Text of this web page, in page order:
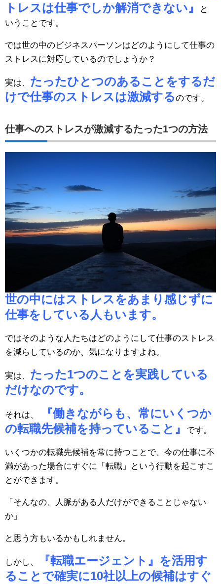
トレスは仕事でしか解消できない』
と
いうことです。
では世の中のビジネスパーソンはどのようにして仕事の
ストレスに対応しているのでしょうか？
実は、 たったひとつのあることをするだ
けで仕事のストレスは激減するのです。
仕事へのストレスが激減するたった1つの方法
世の中にはストレスをあまり感じずに
仕事をしている人もいます。
ではそのような人たちはどのようにして仕事のストレス
を減らしているのか、気になりますよね。
実は、 たった1つのことを実践している
だけなのです。
それは、
『働きながらも、常にいくつか
の転職先候補を持っていること』
です。
いくつかの転職先候補を常に持つことで、今の仕事に不
満があった場合にすぐに「転職」という行動を起こすこ
とができます。
「そんなの、人脈がある人だけができることじゃない
か」
と思う方もいるかもしれません。
しかし、
『転職エージェント』を活用す
ることで確実に10社以上の候補はすぐ